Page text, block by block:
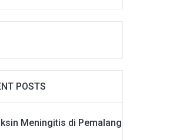
POSTS
Meningitis di Pemalang